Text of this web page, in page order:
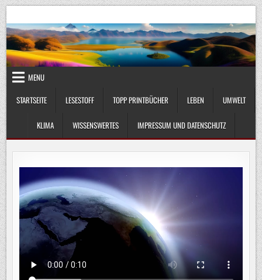
Skip
to
content
UmweltKlima.com
MENU
STARTSEITE
LESESTOFF TOPP PRINTBÜCHER LEBEN UMWELT
KLIMA WISSENSWERTES IMPRESSUM UND DATENSCHUTZ